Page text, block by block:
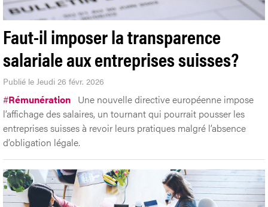
Faut-il imposer la transparence
salariale aux entreprises suisses?
Publié le Jeudi 26 févr. 2026
#Rémunération Une nouvelle directive européenne impose
l’affichage des salaires, un tournant qui pourrait pousser les
entreprises suisses à revoir leurs pratiques malgré l’absence
d’obligation légale.